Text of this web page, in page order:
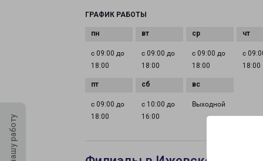
ГРАФИК РАБОТЫ
с 09:00 до
18:00
с 09:00 до
18:00
с 09:00 до
18:00
с
18:00
с 09:00 до
18:00
с 10:00 до
16:00
Выходной